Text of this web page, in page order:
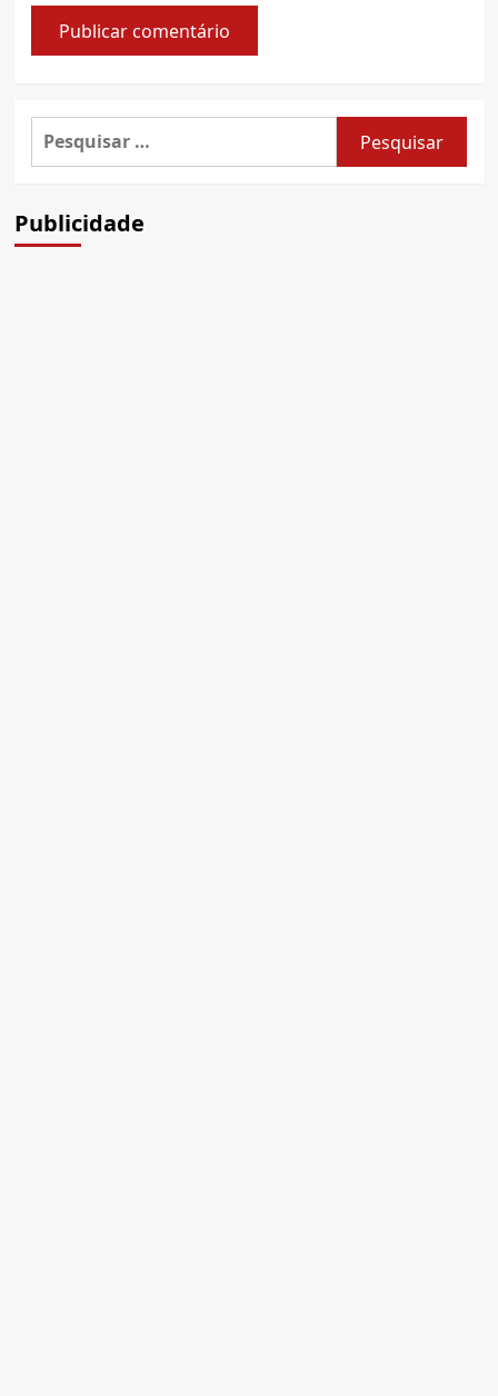
Pesquisar
Publicidade